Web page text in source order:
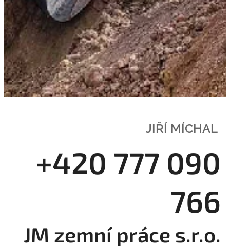
JIŘÍ MÍCHAL
+420 777 090
766
JM zemní práce s.r.o.